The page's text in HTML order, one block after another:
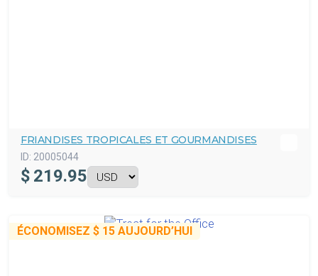
FRIANDISES TROPICALES ET GOURMANDISES
ID: 20005044
$ 219.95
ÉCONOMISEZ $ 15 AUJOURD’HUI